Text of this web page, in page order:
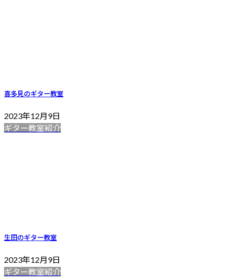
喜多見のギター教室
2023年12月9日
ギター教室紹介
生田のギター教室
2023年12月9日
ギター教室紹介